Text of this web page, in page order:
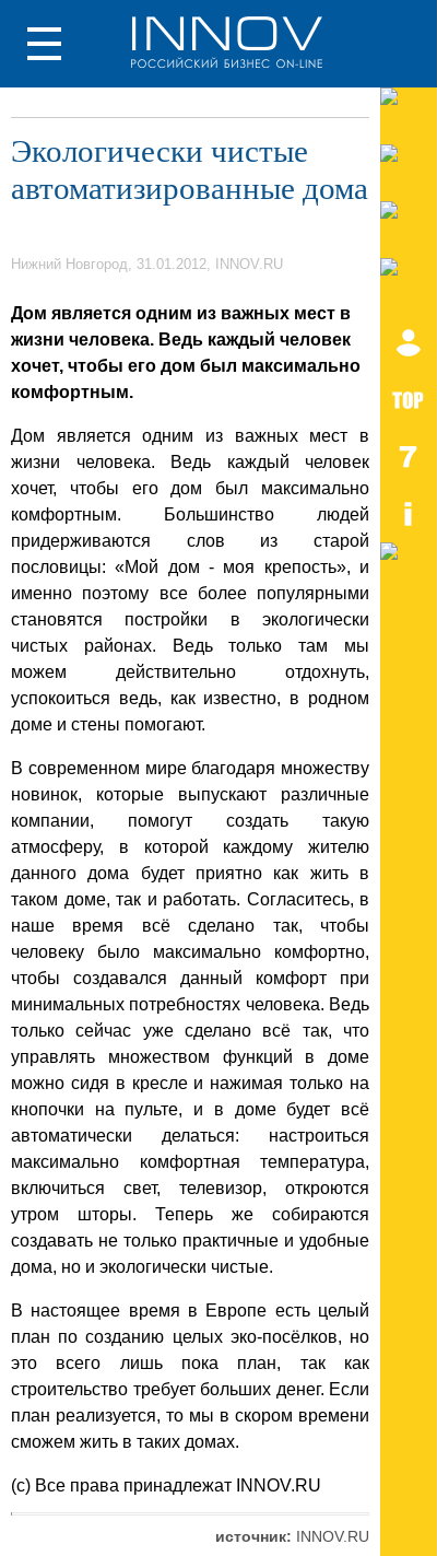
Экологически чистые
автоматизированные дома
Нижний Новгород, 31.01.2012, INNOV.RU
Дом является одним из важных мест в
жизни человека. Ведь каждый человек
хочет, чтобы его дом был максимально
комфортным.
Дом является одним из важных мест в
жизни человека. Ведь каждый человек
хочет, чтобы его дом был максимально
комфортным. Большинство людей
придерживаются слов из старой
пословицы: «Мой дом - моя крепость», и
именно поэтому все более популярными
становятся постройки в экологически
чистых районах. Ведь только там мы
можем действительно отдохнуть,
успокоиться ведь, как известно, в родном
доме и стены помогают.
В современном мире благодаря множеству
новинок, которые выпускают различные
компании, помогут создать такую
атмосферу, в которой каждому жителю
данного дома будет приятно как жить в
таком доме, так и работать. Согласитесь, в
наше время всё сделано так, чтобы
человеку было максимально комфортно,
чтобы создавался данный комфорт при
минимальных потребностях человека. Ведь
только сейчас уже сделано всё так, что
управлять множеством функций в доме
можно сидя в кресле и нажимая только на
кнопочки на пульте, и в доме будет всё
автоматически делаться: настроиться
максимально комфортная температура,
включиться свет, телевизор, откроются
утром шторы. Теперь же собираются
создавать не только практичные и удобные
дома, но и экологически чистые.
В настоящее время в Европе есть целый
план по созданию целых эко-посёлков, но
это всего лишь пока план, так как
строительство требует больших денег. Если
план реализуется, то мы в скором времени
сможем жить в таких домах.
(c) Все права принадлежат INNOV.RU
источник: INNOV.RU